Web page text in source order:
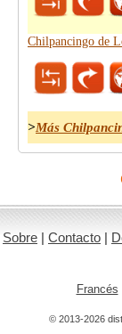
Chilpancingo de
>Más
Sobre | Contacto |
Francés
© 2013-2026